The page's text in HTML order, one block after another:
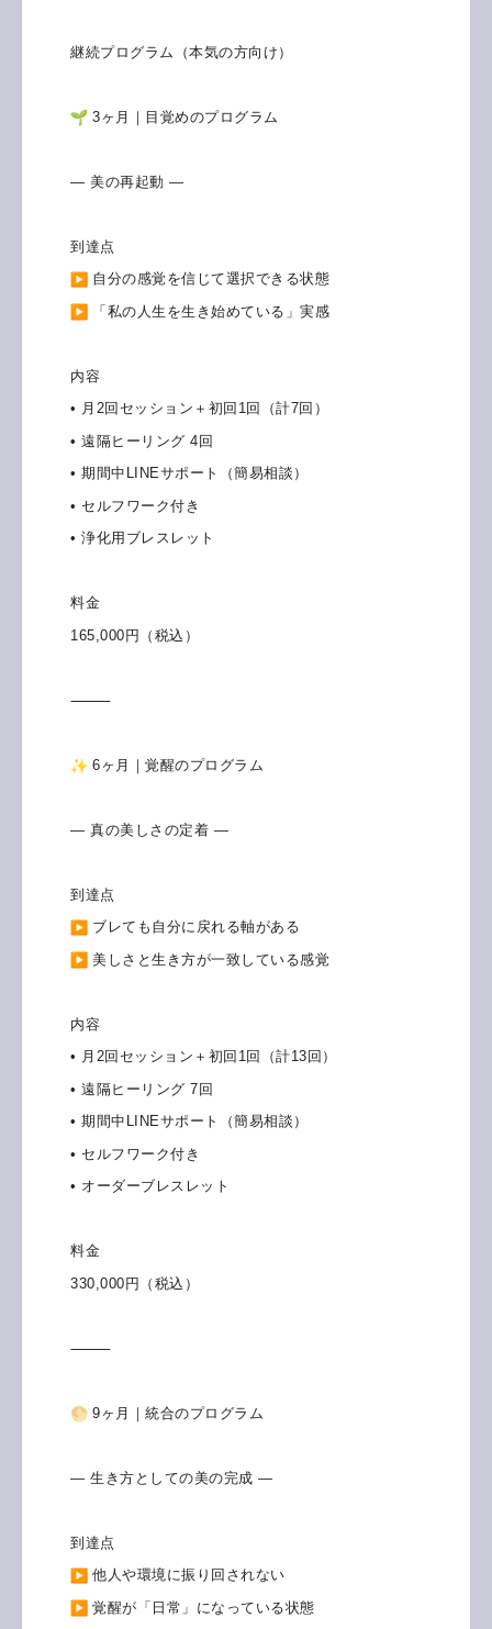
継続プログラム（本気の方向け）
3ヶ月｜目覚めのプログラム
― 美の再起動 ―
到達点
自分の感覚を信じて選択できる状態
「私の人生を生き始めている」実感
内容
• 月2回セッション＋初回1回（計7回）
• 遠隔ヒーリング 4回
• 期間中LINEサポート（簡易相談）
• セルフワーク付き
• 浄化用ブレスレット
料金
165,000円（税込）
⸻
6ヶ月｜覚醒のプログラム
― 真の美しさの定着 ―
到達点
ブレても自分に戻れる軸がある
美しさと生き方が一致している感覚
内容
• 月2回セッション＋初回1回（計13回）
• 遠隔ヒーリング 7回
• 期間中LINEサポート（簡易相談）
• セルフワーク付き
• オーダーブレスレット
料金
330,000円（税込）
⸻
9ヶ月｜統合のプログラム
― 生き方としての美の完成 ―
到達点
他人や環境に振り回されない
覚醒が「日常」になっている状態